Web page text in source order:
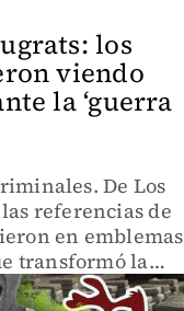
los
viendo
la ‘guerra
De Los
referencias de
en emblemas
transformó la
marca.